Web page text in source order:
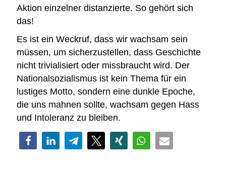
Aktion einzelner distanzierte. So gehört sich
das!
Es ist ein Weckruf, dass wir wachsam sein
müssen, um sicherzustellen, dass Geschichte
nicht trivialisiert oder missbraucht wird. Der
Nationalsozialismus ist kein Thema für ein
lustiges Motto, sondern eine dunkle Epoche,
die uns mahnen sollte, wachsam gegen Hass
und Intoleranz zu bleiben.